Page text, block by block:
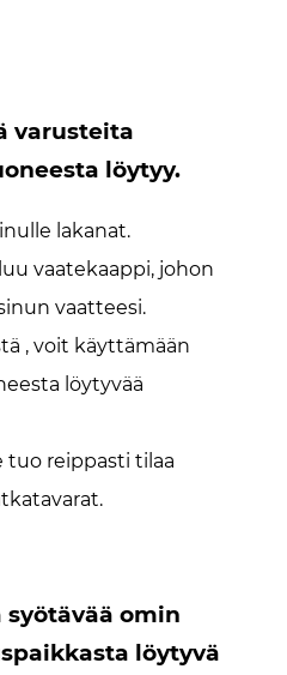
varusteita
löytyy.
lakanat.
vaatekaappi, johon
vaatteesi.
, voit käyttämään
löytyvää
tuo reippasti tilaa
omin
löytyvä